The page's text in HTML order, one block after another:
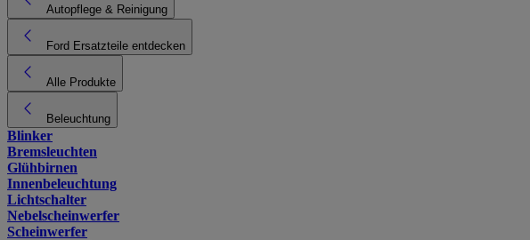
Autopflege & Reinigung
Ford Ersatzteile entdecken
Alle Produkte
Beleuchtung
Blinker
Bremsleuchten
Glühbirnen
Innenbeleuchtung
Lichtschalter
Nebelscheinwerfer
Scheinwerfer